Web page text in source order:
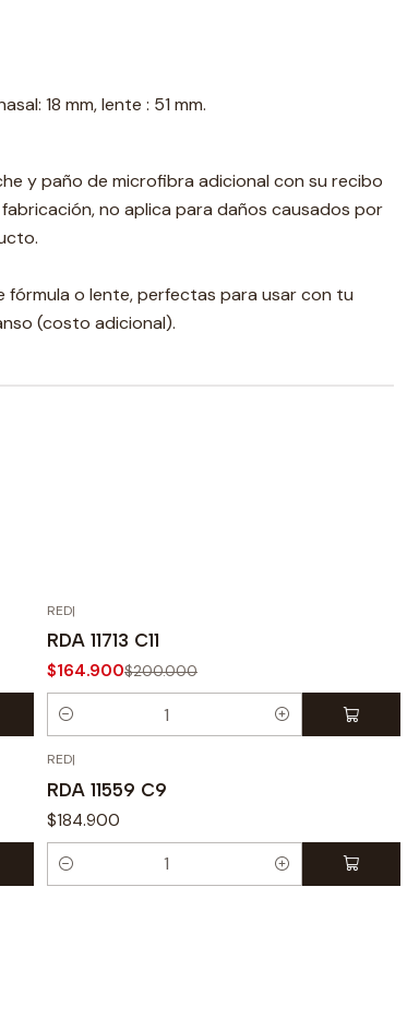
18 mm, lente : 51 mm.
y paño de microfibra adicional con su recibo
no aplica para daños causados por
o lente, perfectas para usar con tu
(costo adicional).
RED|
RDA 11713 C11
$164.900$200.000
Cantidad
RED|
RDA 11559 C9
$184.900
Cantidad